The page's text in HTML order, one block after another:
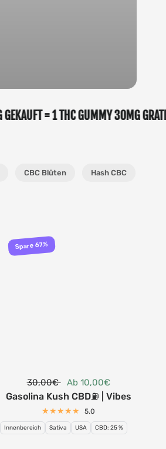
1G GEKAUFT = 1 THC GUMMY 30MG
CBC Blüten Hash CBC
Spare 67%
30,00€ Ab 10,00€
Gasolina Kush CBD⛽ | Vibes
5.0
Innenbereich Sativa USA CBD: 25 %